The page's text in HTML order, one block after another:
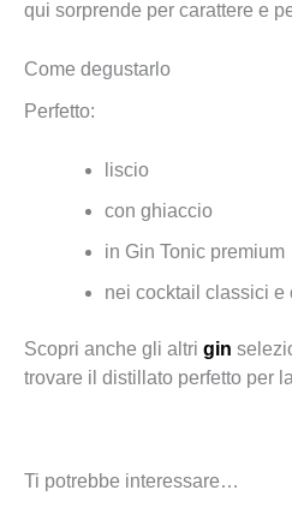
qui sorprende per carattere e
Come degustarlo
Perfetto:
liscio
con ghiaccio
in Gin Tonic premium
nei cocktail classici e
Scopri anche gli altri gin
trovare il distillato perfetto per
Ti potrebbe interessare…